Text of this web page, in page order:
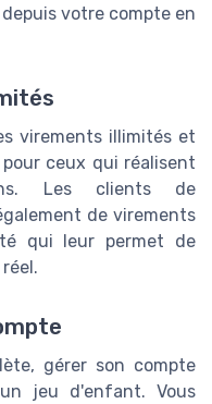
votre compte en
virements illimités et
ceux qui réalisent
Les clients de
de virements
qui leur permet de
gérer son compte
jeu d'enfant. Vous